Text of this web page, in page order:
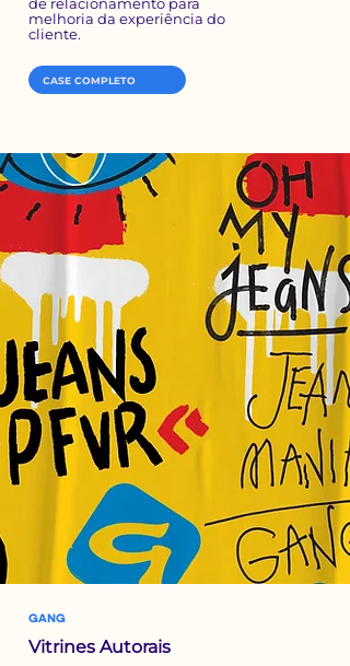
melhoria da experiência do
cliente.
CASE COMPLETO
GANG
Vitrines Autorais